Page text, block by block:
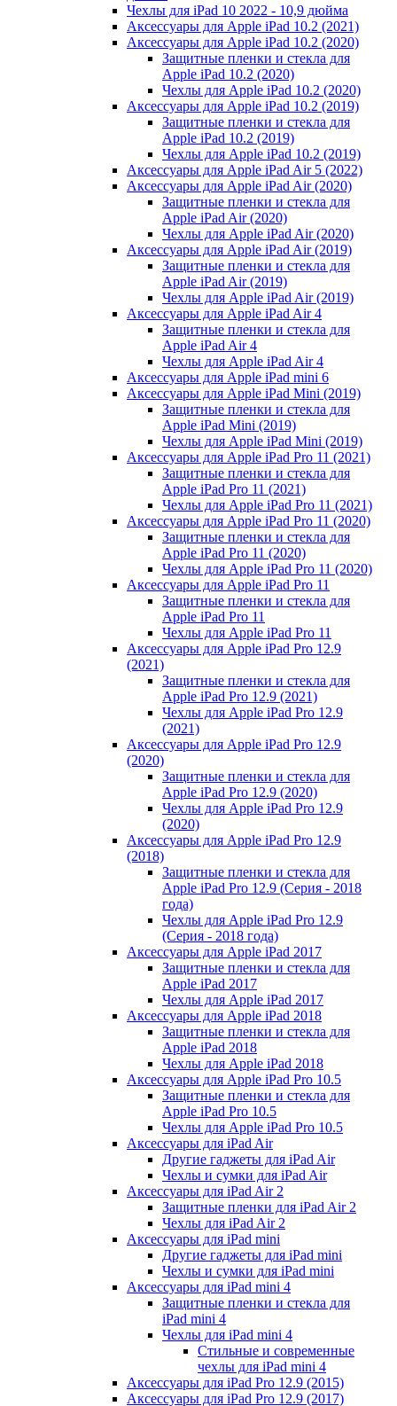
Чехлы для iPad 10 2022 - 10,9 дюйма
Аксессуары для Apple iPad 10.2 (2021)
Аксессуары для Apple iPad 10.2 (2020)
Защитные пленки и стекла для
Apple iPad 10.2 (2020)
Чехлы для Apple iPad 10.2 (2020)
Аксессуары для Apple iPad 10.2 (2019)
Защитные пленки и стекла для
Apple iPad 10.2 (2019)
Чехлы для Apple iPad 10.2 (2019)
Аксессуары для Apple iPad Air 5 (2022)
Аксессуары для Apple iPad Air (2020)
Защитные пленки и стекла для
Apple iPad Air (2020)
Чехлы для Apple iPad Air (2020)
Аксессуары для Apple iPad Air (2019)
Защитные пленки и стекла для
Apple iPad Air (2019)
Чехлы для Apple iPad Air (2019)
Аксессуары для Apple iPad Air 4
Защитные пленки и стекла для
Apple iPad Air 4
Чехлы для Apple iPad Air 4
Аксессуары для Apple iPad mini 6
Аксессуары для Apple iPad Mini (2019)
Защитные пленки и стекла для
Apple iPad Mini (2019)
Чехлы для Apple iPad Mini (2019)
Аксессуары для Apple iPad Pro 11 (2021)
Защитные пленки и стекла для
Apple iPad Pro 11 (2021)
Чехлы для Apple iPad Pro 11 (2021)
Аксессуары для Apple iPad Pro 11 (2020)
Защитные пленки и стекла для
Apple iPad Pro 11 (2020)
Чехлы для Apple iPad Pro 11 (2020)
Аксессуары для Apple iPad Pro 11
Защитные пленки и стекла для
Apple iPad Pro 11
Чехлы для Apple iPad Pro 11
Аксессуары для Apple iPad Pro 12.9
(2021)
Защитные пленки и стекла для
Apple iPad Pro 12.9 (2021)
Чехлы для Apple iPad Pro 12.9
(2021)
Аксессуары для Apple iPad Pro 12.9
(2020)
Защитные пленки и стекла для
Apple iPad Pro 12.9 (2020)
Чехлы для Apple iPad Pro 12.9
(2020)
Аксессуары для Apple iPad Pro 12.9
(2018)
Защитные пленки и стекла для
Apple iPad Pro 12.9 (Серия - 2018
года)
Чехлы для Apple iPad Pro 12.9
(Серия - 2018 года)
Аксессуары для Apple iPad 2017
Защитные пленки и стекла для
Apple iPad 2017
Чехлы для Apple iPad 2017
Аксессуары для Apple iPad 2018
Защитные пленки и стекла для
Apple iPad 2018
Чехлы для Apple iPad 2018
Аксессуары для Apple iPad Pro 10.5
Защитные пленки и стекла для
Apple iPad Pro 10.5
Чехлы для Apple iPad Pro 10.5
Аксессуары для iPad Air
Другие гаджеты для iPad Air
Чехлы и сумки для iPad Air
Аксессуары для iPad Air 2
Защитные пленки для iPad Air 2
Чехлы для iPad Air 2
Аксессуары для iPad mini
Другие гаджеты для iPad mini
Чехлы и сумки для iPad mini
Аксессуары для iPad mini 4
Защитные пленки и стекла для
iPad mini 4
Чехлы для iPad mini 4
Стильные и современные
чехлы для iPad mini 4
Аксессуары для iPad Pro 12.9 (2015)
Аксессуары для iPad Pro 12.9 (2017)